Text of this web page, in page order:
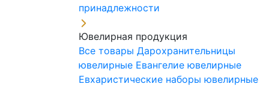
принадлежности
Ювелирная продукция
Все товары Дарохранительницы
ювелирные Евангелие ювелирные
Евхаристические наборы ювелирные